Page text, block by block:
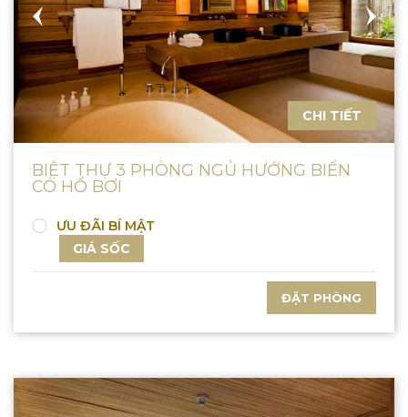
CHI TIẾT
BIỆT THỰ 3 PHÒNG NGỦ HƯỚNG BIỂN
CÓ HỒ BƠI
ƯU ĐÃI BÍ MẬT
GIÁ SỐC
ĐẶT PHÒNG